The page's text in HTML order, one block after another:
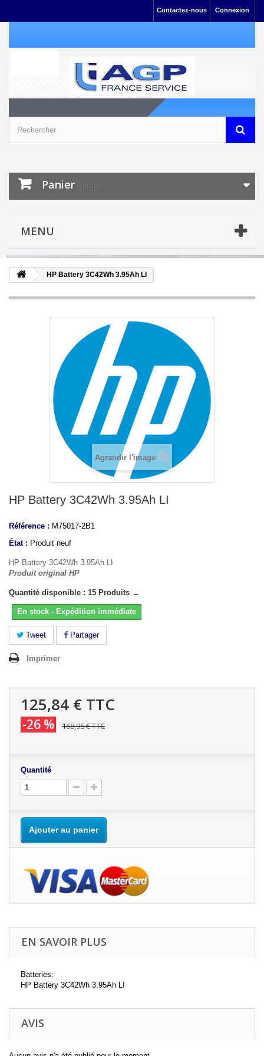
Connexion
Contactez-nous
Panier (vide)
MENU
HP Battery 3C42Wh 3.95Ah LI
Agrandir l'image
HP Battery 3C42Wh 3.95Ah LI
Référence : M75017-2B1
État : Produit neuf
HP Battery 3C42Wh 3.95Ah LI
Produit original HP
Quantité disponible : 15 Produits →
En stock - Expédition immédiate
Tweet Partager
Imprimer
125,84 € TTC
-26 % 168,95 €TTC
Quantité
Ajouter au panier
EN SAVOIR PLUS
Batteries:
HP Battery 3C42Wh 3.95Ah LI
AVIS